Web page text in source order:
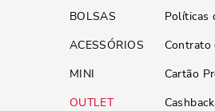
BOLSAS
ACESSÓRIOS
MINI
OUTLET
Políticas
Contrato
Cartão
Cashback